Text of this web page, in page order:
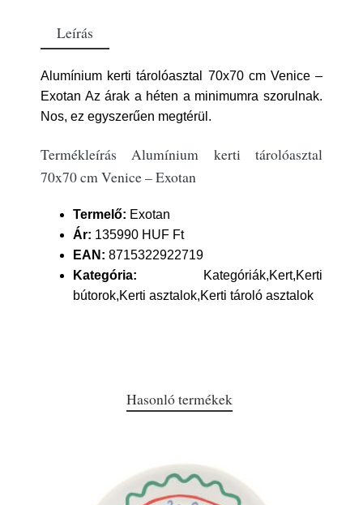
Leírás
Alumínium kerti tárolóasztal 70x70 cm Venice –
Exotan Az árak a héten a minimumra szorulnak.
Nos, ez egyszerűen megtérül.
Termékleírás Alumínium kerti tárolóasztal
70x70 cm Venice – Exotan
Termelő: Exotan
Ár: 135990 HUF Ft
EAN: 8715322922719
Kategória: Kategóriák,Kert,Kerti
bútorok,Kerti asztalok,Kerti tároló asztalok
Hasonló termékek